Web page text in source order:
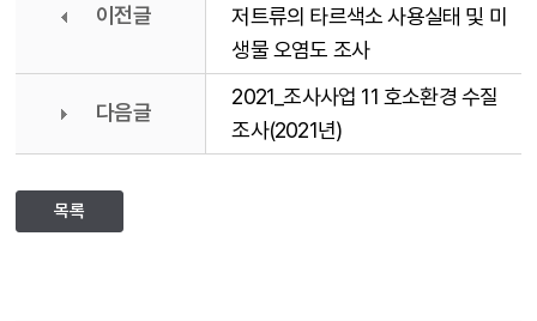
이전글
저트류의 타르색소 사용실태 및 미
생물 오염도 조사
다음글
2021_조사사업 11 호소환경 수질
조사(2021년)
목록